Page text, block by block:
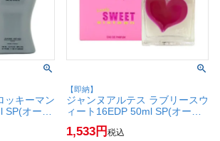
ッキーマン
SP(オード
】
【即納】
ジャンヌアルテス ラブリースウ
ィート16EDP 50ml SP(オード
パルファム)【香水】【SBT】
(6061176)
1,533 税込